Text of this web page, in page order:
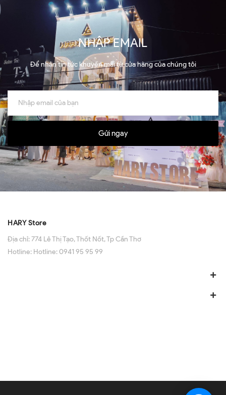
NHẬP EMAIL
Để nhận tin tức khuyến mãi từ cửa hàng của chúng tôi
Gửi ngay
HARY Store
Địa chỉ:774 Lê Thị Tạo, Thốt Nốt, Tp Cần Thơ
Hotline: Hotline: 0941 95 95 99